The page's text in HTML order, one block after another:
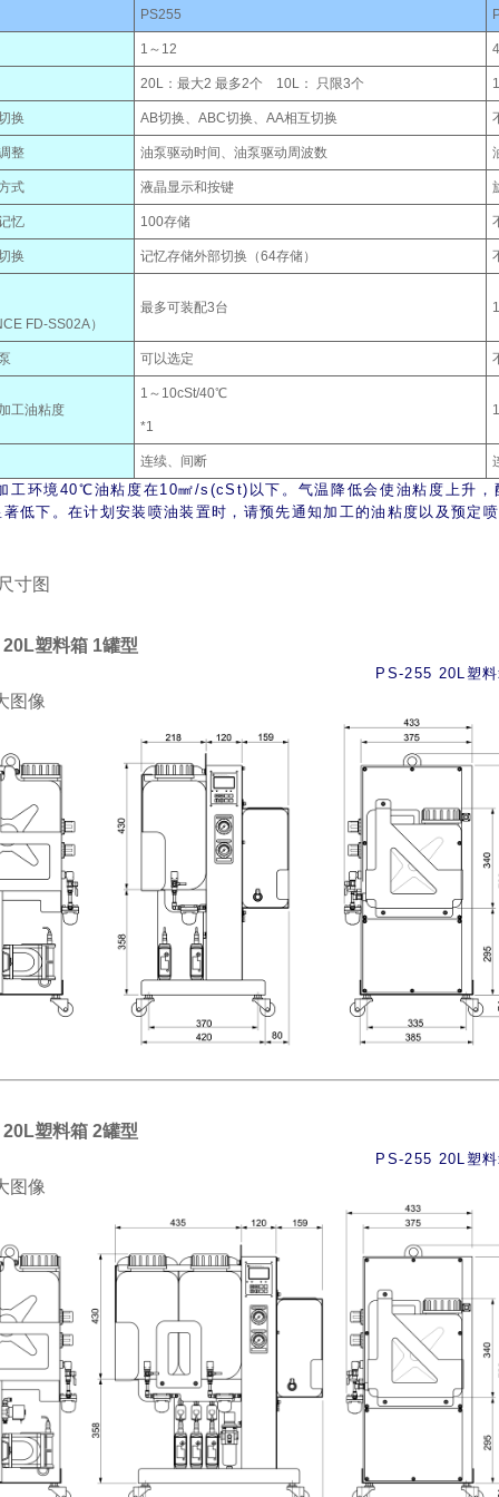
PS255
1～12
20L：最大2 最多2个 10L： 只限3个
换 AB切换、ABC切换、AA相互切换
整 油泵驱动时间、油泵驱动周波数
式 液晶显示和按键
忆 100存储
换 记忆存储外部切换（64存储）
FD-SS02A）
最多可装配3台
可以选定
工油粘度
1～10cSt/40℃
*1
连续、间断
工环境40℃油粘度在10㎟/s(cSt)以下。气温降低会使油粘度上升，
著低下。在计划安装喷油装置时，请预先通知加工的油粘度以及预定
寸图
塑料箱 1罐型
PS-255 20L塑
图像
塑料箱 2罐型
PS-255 20L塑
图像